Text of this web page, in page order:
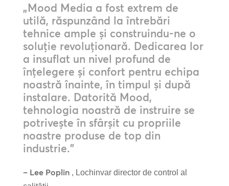
„Mood Media a fost extrem de
utilă, răspunzând la întrebări
tehnice ample și construindu-ne o
soluție revoluționară. Dedicarea lor
a insuflat un nivel profund de
înțelegere și confort pentru echipa
noastră înainte, în timpul și după
instalare. Datorită Mood,
tehnologia noastră de instruire se
potrivește în sfârșit cu propriile
noastre produse de top din
industrie.”
– Lee Poplin, Lochinvar director de control al